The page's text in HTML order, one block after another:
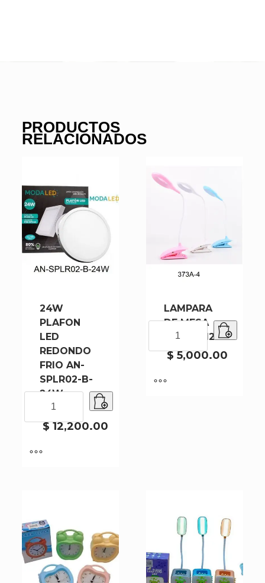
PRODUCTOS
RELACIONADOS
24W
PLAFON
LED
REDONDO
FRIO AN-
SPLR02-B-
24W-
6500k-
$12,200.00
PLAFON
LED
FRIO
cantidad
LAMPARA
DE MESA
373A-4-120
$5,000.00
MESA
4-